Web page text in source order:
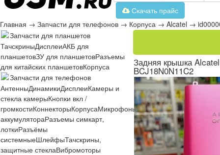
Скачать прайс
Главная → Запчасти для телефонов → Корпуса → Alcatel →
Запчасти для планшетов
ТачскриныДисплеиАКБ для
планшетовЗУ для планшетовРазъемы
для китайских планшетовКорпуса
Запчасти для телефонов
АнтенныДинамикиДисплеиКамеры и
стекла камерыКнопки вкл /
громкостиКоннекторыКорпусаМикрофоныМикросхемыПлаты
аккумулятораРазъемы симкарт,
лоткиРазъёмы
системныеШлейфыТачскрины,
защитные стеклаВибромоторы
Задняя крышка
BCJ18N0N11C2